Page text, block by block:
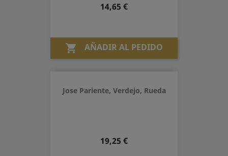
Precio
14,65 €
 AÑADIR AL PEDIDO
Jose Pariente, Verdejo, Rueda
Precio
19,25 €